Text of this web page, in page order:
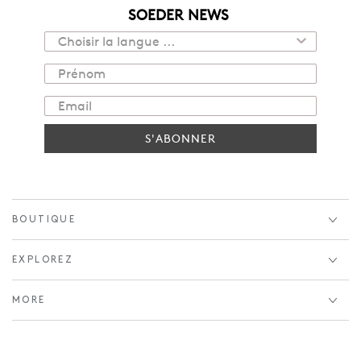
SOEDER NEWS
S'ABONNER
BOUTIQUE
EXPLOREZ
MORE